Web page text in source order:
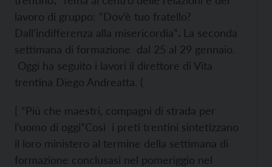
lavoro di gruppo: “Dov’è tuo fratello?
Dall’indifferenza alla misericordia”. La seconda
settimana di formazione dal 25 al 29 gennaio.
Oggi ha seguito i lavori il direttore di Vita
trentina Diego Andreatta. (
[ “Più che maestri, compagni di strada per
l’uomo di oggi”Così i preti trentini sintetizzano
il loro ministero al termine della settimana di
formazione conclusasi nel pomeriggio nel